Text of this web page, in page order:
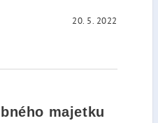
20. 5. 2022
majetku